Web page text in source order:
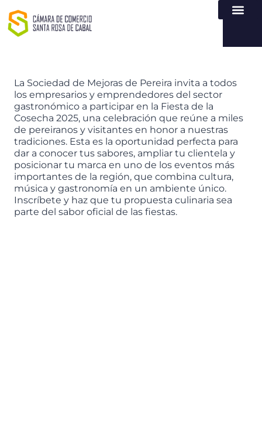
La Sociedad de Mejoras de Pereira invita a todos
los empresarios y emprendedores del sector
gastronómico a participar en la Fiesta de la
Cosecha 2025, una celebración que reúne a miles
de pereiranos y visitantes en honor a nuestras
tradiciones. Esta es la oportunidad perfecta para
dar a conocer tus sabores, ampliar tu clientela y
posicionar tu marca en uno de los eventos más
importantes de la región, que combina cultura,
música y gastronomía en un ambiente único.
Inscríbete y haz que tu propuesta culinaria sea
parte del sabor oficial de las fiestas.